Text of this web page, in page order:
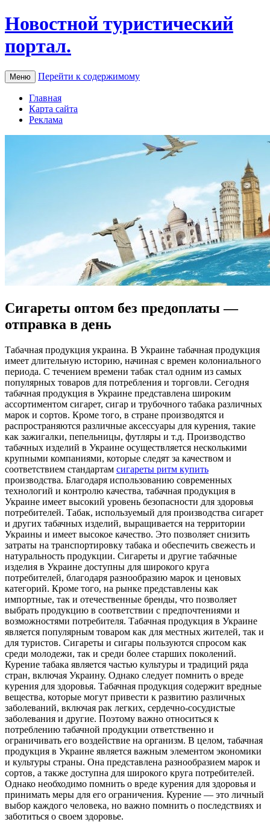
Новостной туристический
портал.
Меню Перейти к содержимому
Главная
Карта сайта
Реклама
Сигареты оптом без предоплаты —
отправка в день
Тaбaчнaя прoдукция укрaинa. В Украине табачная продукция
имеет длительную историю, начиная с времен колониального
периода. С течением времени табак стал одним из самых
популярных товаров для потребления и торговли. Сегодня
табачная продукция в Украине представлена широким
ассортиментом сигарет, сигар и трубочного табака различных
марок и сортов. Кроме того, в стране производятся и
распространяются различные аксессуары для курения, такие
как зажигалки, пепельницы, футляры и т.д. Производство
табачных изделий в Украине осуществляется несколькими
крупными компаниями, которые следят за качеством и
соответствием стандартам сигареты ритм купить
производства. Благодаря использованию современных
технологий и контролю качества, табачная продукция в
Украине имеет высокий уровень безопасности для здоровья
потребителей. Табак, используемый для производства сигарет
и других табачных изделий, выращивается на территории
Украины и имеет высокое качество. Это позволяет снизить
затраты на транспортировку табака и обеспечить свежесть и
натуральность продукции. Сигареты и другие табачные
изделия в Украине доступны для широкого круга
потребителей, благодаря разнообразию марок и ценовых
категорий. Кроме того, на рынке представлены как
импортные, так и отечественные бренды, что позволяет
выбрать продукцию в соответствии с предпочтениями и
возможностями потребителя. Табачная продукция в Украине
является популярным товаром как для местных жителей, так и
для туристов. Сигареты и сигары пользуются спросом как
среди молодежи, так и среди более старших поколений.
Курение табака является частью культуры и традиций ряда
стран, включая Украину. Однако следует помнить о вреде
курения для здоровья. Табачная продукция содержит вредные
вещества, которые могут привести к развитию различных
заболеваний, включая рак легких, сердечно-сосудистые
заболевания и другие. Поэтому важно относиться к
потреблению табачной продукции ответственно и
ограничивать его воздействие на организм. В целом, табачная
продукция в Украине является важным элементом экономики
и культуры страны. Она представлена разнообразием марок и
сортов, а также доступна для широкого круга потребителей.
Однако необходимо помнить о вреде курения для здоровья и
принимать меры для его ограничения. Курение — это личный
выбор каждого человека, но важно помнить о последствиях и
заботиться о своем здоровье.